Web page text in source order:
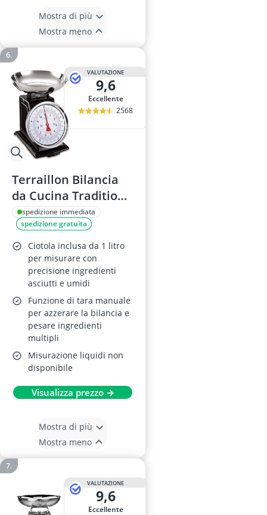
Mostra di più
Mostra meno
VALUTAZIONE
9,6
Eccellente
2568
Terraillon Bilancia
da Cucina Tradition
500 Nero
spedizione immediata
spedizione gratuita
Ciotola inclusa da 1 litro
per misurare con
precisione ingredienti
asciutti e umidi
Funzione di tara manuale
per azzerare la bilancia e
pesare ingredienti
multipli
Misurazione liquidi non
disponibile
Visualizza prezzo →
Mostra di più
Mostra meno
VALUTAZIONE
9,6
Eccellente